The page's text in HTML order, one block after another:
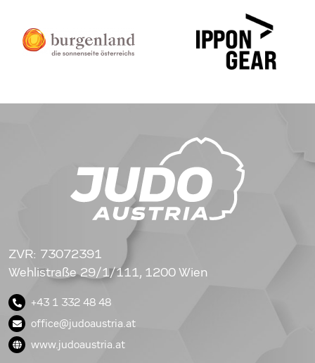
ZVR: 73072391
Wehlistraße 29/1/111, 1200 Wien
+43 1 332 48 48
office@judoaustria.at
www.judoaustria.at